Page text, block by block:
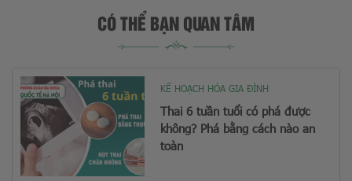
CÓ THỂ BẠN QUAN TÂM
KẾ HOẠCH HÓA GIA ĐÌNH
Thai 6 tuần tuổi có phá được
không? Phá bằng cách nào an
toàn